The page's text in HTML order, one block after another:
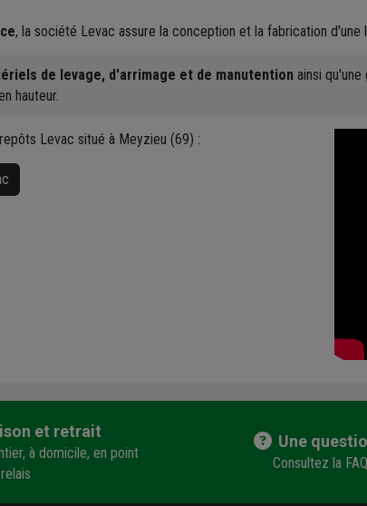
, la société Levac assure la conception et la fabrication
de levage, d'arrimage et de manutention ainsi qu'une
hauteur.
Levac situé à Meyzieu (69) :
et retrait
à domicile, en point
relais
Une
Consultez la FAQ